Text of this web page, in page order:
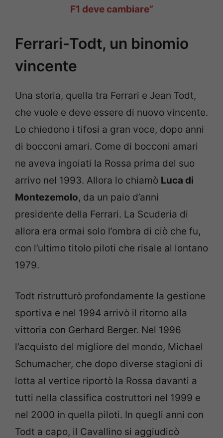
F1 deve cambiare”
Ferrari-Todt, un binomio
vincente
Una storia, quella tra Ferrari e Jean Todt,
che vuole e deve essere di nuovo vincente.
Lo chiedono i tifosi a gran voce, dopo anni
di bocconi amari. Come di bocconi amari
ne aveva ingoiati la Rossa prima del suo
arrivo nel 1993. Allora lo chiamò Luca di
Montezemolo, da un paio d’anni
presidente della Ferrari. La Scuderia di
allora era ormai solo l’ombra di ciò che fu,
con l’ultimo titolo piloti che risale al lontano
1979.
Todt ristrutturò profondamente la gestione
sportiva e nel 1994 arrivò il ritorno alla
vittoria con Gerhard Berger. Nel 1996
l’acquisto del migliore del mondo, Michael
Schumacher, che dopo diverse stagioni di
lotta al vertice riportò la Rossa davanti a
tutti nella classifica costruttori nel 1999 e
nel 2000 in quella piloti. In quegli anni con
Todt a capo, il Cavallino si aggiudicò